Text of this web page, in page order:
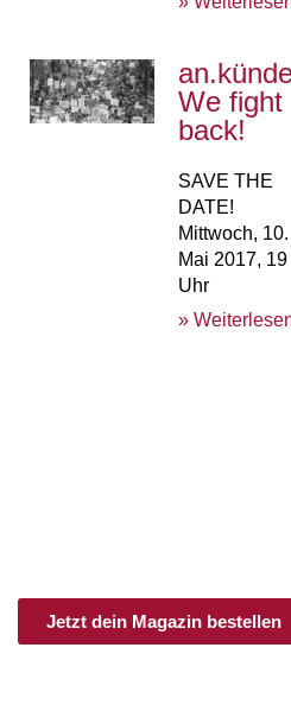
We fight
back!
SAVE THE
DATE!
Mittwoch, 10.
Mai 2017, 19
Uhr
»
Jetzt dein Magazin bestellen